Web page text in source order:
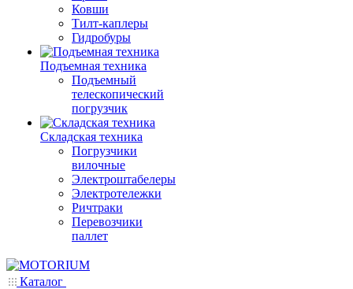
Ковши
Тилт-каплеры
Гидробуры
Подъемная техника
Подъемный
телескопический
погрузчик
Складская техника
Погрузчики
вилочные
Электроштабелеры
Электротележки
Ричтраки
Перевозчики
паллет
Каталог